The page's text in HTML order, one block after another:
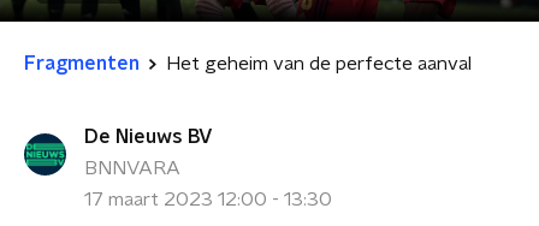
Fragmenten Het geheim van de perfecte aanval
De Nieuws BV
BNNVARA
17 maart 2023 12:00 - 13:30